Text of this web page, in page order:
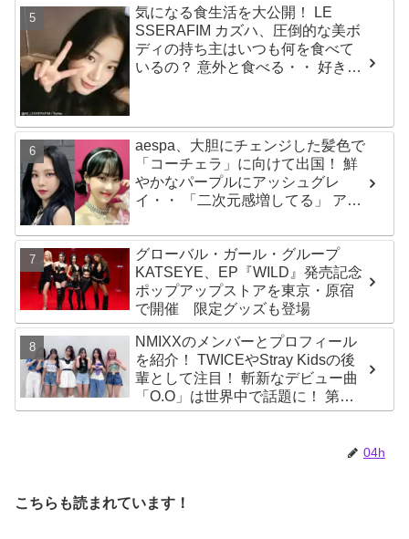
ジ…嬉しくて光栄」
気になる食生活を大公開！ LE
SSERAFIM カズハ、圧倒的な美ボ
ディの持ち主はいつも何を食べて
いるの？ 意外と食べる・・ 好きな
aespa、大胆にチェンジした髪色で
「コーチェラ」に向けて出国！ 鮮
やかなパープルにアッシュグレ
イ・・ 「二次元感増してる」 アバ
グローバル・ガール・グループ
KATSEYE、EP『WILD』発売記念
ポップアップストアを東京・原宿
で開催 限定グッズも登場
NMIXXのメンバーとプロフィール
を紹介！ TWICEやStray Kidsの後
輩として注目！ 斬新なデビュー曲
「O.O」は世界中で話題に！ 第４
世代を代表する美女ソリュンをは
04h
こちらも読まれています！